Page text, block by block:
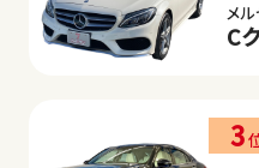
メ
C
3